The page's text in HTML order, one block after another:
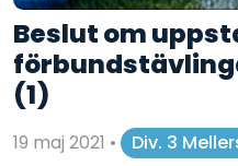
Beslut om
(1)
19 maj 2021 •
Div. 3